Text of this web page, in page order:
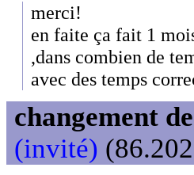
merci!
en faite ça fait 1
,dans combien de
avec des temps
changement
(invité)